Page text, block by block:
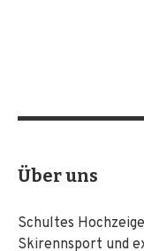
Über uns
Schultes
Skirennsport und